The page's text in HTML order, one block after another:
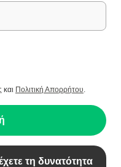
και Πολιτική Απορρήτου.
τη δυνατότητα